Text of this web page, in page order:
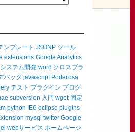
ンプレート JSONP ツール
extensions Google Analytics
システム開発 word クロスブラ
バッグ javascript Poderosa
テスト プラグイン ブログ
subversion 入門 wget 固定
python IE6 eclipse plugins
mysql twitter Google
webサービス ホームページ